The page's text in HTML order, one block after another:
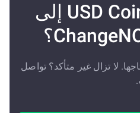
USD Coin (Ethereum) إلى
لا تزال غير متأكد؟ تواصل